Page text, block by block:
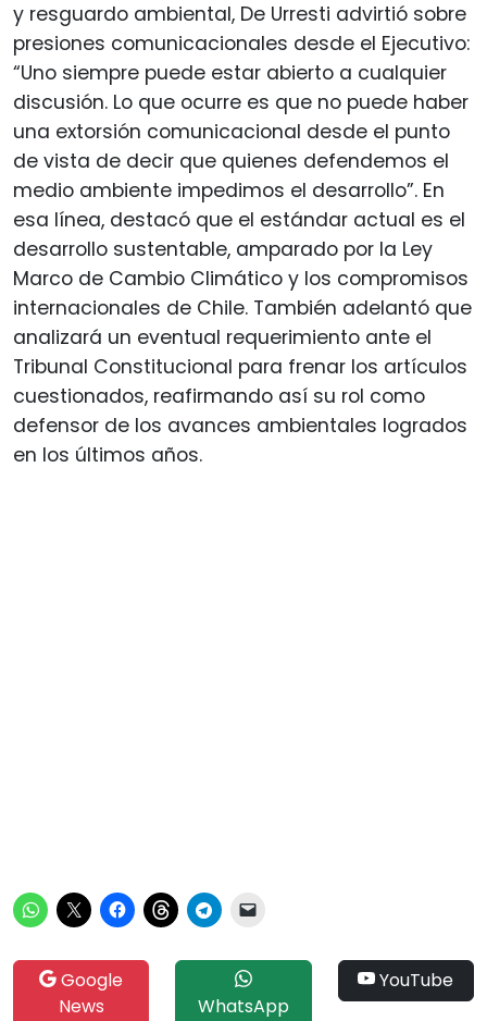
y resguardo ambiental, De Urresti advirtió sobre
presiones comunicacionales desde el Ejecutivo:
“Uno siempre puede estar abierto a cualquier
discusión. Lo que ocurre es que no puede haber
una extorsión comunicacional desde el punto
de vista de decir que quienes defendemos el
medio ambiente impedimos el desarrollo”. En
esa línea, destacó que el estándar actual es el
desarrollo sustentable, amparado por la Ley
Marco de Cambio Climático y los compromisos
internacionales de Chile. También adelantó que
analizará un eventual requerimiento ante el
Tribunal Constitucional para frenar los artículos
cuestionados, reafirmando así su rol como
defensor de los avances ambientales logrados
en los últimos años.
Google
News
WhatsApp
YouTube